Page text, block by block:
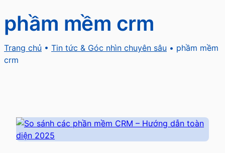
phầm mềm crm
Trang chủ • Tin tức & Góc nhìn chuyên sâu • phầm mềm
crm